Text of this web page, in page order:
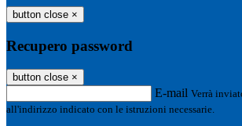
button close ×
Recupero password
button close ×
E-mail Verrà
all'indirizzo indicato con le istruzioni necessarie.